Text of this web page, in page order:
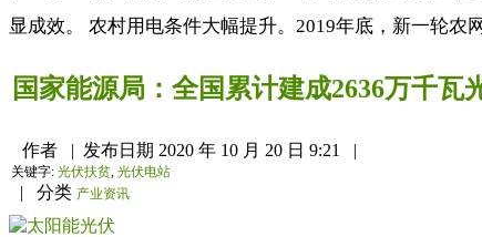
显成效。 农村用电条件大幅提升。2019年底，新一轮
国家能源局：全国累计建成2636万千瓦
作者 | 发布日期 2020 年 10 月 20 日 9:21 |
关键字: 光伏扶贫, 光伏电站
| 分类 产业资讯